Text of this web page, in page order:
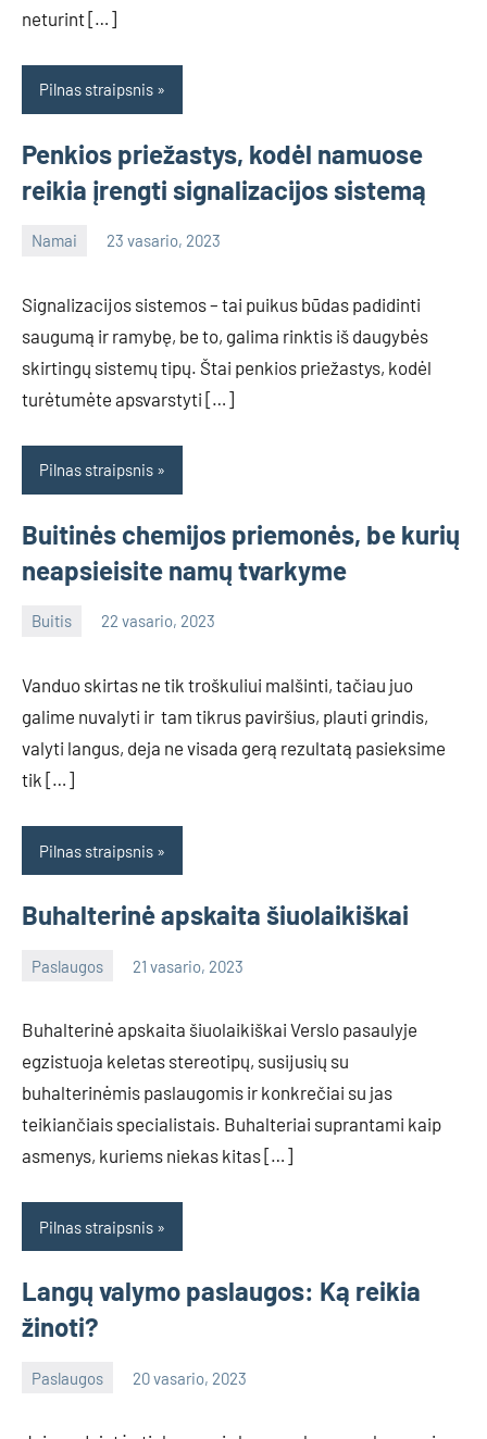
neturint […]
Pilnas straipsnis
Penkios priežastys, kodėl namuose
reikia įrengti signalizacijos sistemą
Namai 23 vasario, 2023
Signalizacijos sistemos – tai puikus būdas padidinti
saugumą ir ramybę, be to, galima rinktis iš daugybės
skirtingų sistemų tipų. Štai penkios priežastys, kodėl
turėtumėte apsvarstyti […]
Pilnas straipsnis
Buitinės chemijos priemonės, be kurių
neapsieisite namų tvarkyme
Buitis 22 vasario, 2023
Vanduo skirtas ne tik troškuliui malšinti, tačiau juo
galime nuvalyti ir tam tikrus paviršius, plauti grindis,
valyti langus, deja ne visada gerą rezultatą pasieksime
tik […]
Pilnas straipsnis
Buhalterinė apskaita šiuolaikiškai
Paslaugos 21 vasario, 2023
info@grazute.lt
Buhalterinė apskaita šiuolaikiškai Verslo pasaulyje
egzistuoja keletas stereotipų, susijusių su
buhalterinėmis paslaugomis ir konkrečiai su jas
teikiančiais specialistais. Buhalteriai suprantami kaip
asmenys, kuriems niekas kitas […]
Pilnas straipsnis
Langų valymo paslaugos: Ką reikia
žinoti?
Paslaugos 20 vasario, 2023
info@grazute.lt